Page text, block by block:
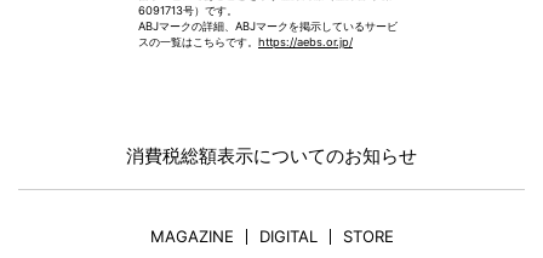
6091713号）です。
ABJマークの詳細、ABJマークを掲示しているサービ
スの一覧はこちらです。 https://aebs.or.jp/
消費税総額表示についてのお知らせ
MAGAZINE DIGITAL
STORE